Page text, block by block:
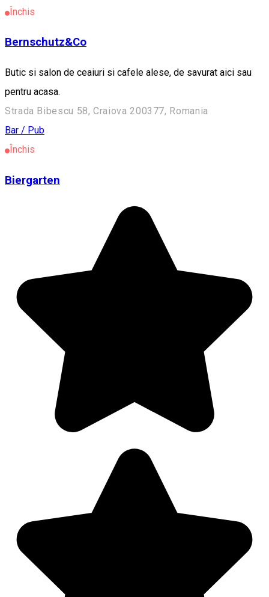
Închis
Bernschutz&Co
Butic si salon de ceaiuri si cafele alese, de savurat aici sau
pentru acasa.
Strada Bibescu 58, Craiova 200377, Romania
Bar / Pub
Închis
Biergarten